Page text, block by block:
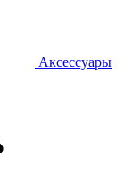
Аксессуары